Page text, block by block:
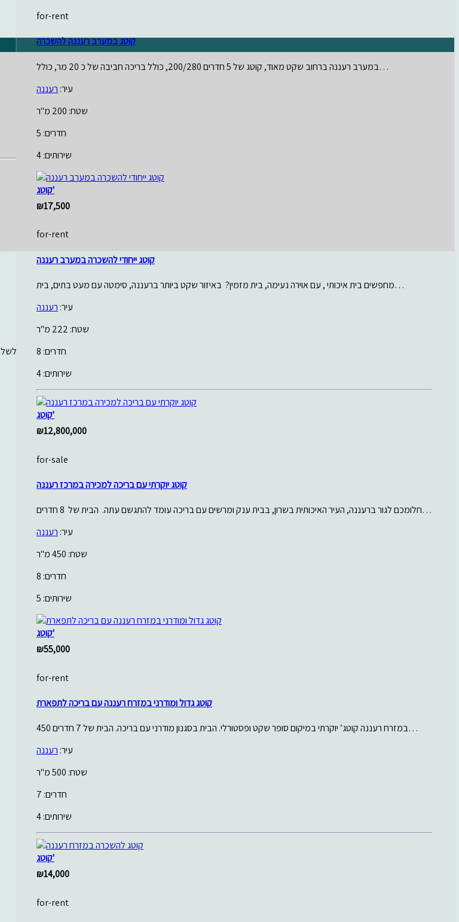
for-rent
קוטג במערב רעננה להשכרה
במערב רעננה ברחוב שקט מאוד, קוטג של 5 חדרים 200/280, כולל בריכה חביבה של כ 20 מר, כולל…
עיר: רעננה
שטח: 200 מ"ר
חדרים: 5
שירותים: 4
קוטג'
₪17,500
for-rent
קוטג ייחודי להשכרה במערב רעננה
מחפשים בית איכותי , עם אוירה נעימה, בית מזמין? באיזור שקט ביותר ברעננה, סימטה עם מעט בתים, בית…
עיר: רעננה
שטח: 222 מ"ר
חדרים: 8
שירותים: 4
קוטג'
₪12,800,000
for-sale
קוטג יוקרתי עם בריכה למכירה במרכז רעננה
חלומכם לגור ברעננה, העיר האיכותית בשרון, בבית ענק ומרשים עם בריכה עומד להתגשם עתה. הבית של 8 חדרים…
עיר: רעננה
שטח: 450 מ"ר
חדרים: 8
שירותים: 5
קוטג'
₪55,000
for-rent
קוטג גדול ומודרני במזרח רעננה עם בריכה לתפארת
במזרח רעננה קוטג’ יוקרתי במיקום סופר שקט ופסטורלי. הבית בסגנון מודרני עם בריכה. הבית של 7 חדרים 450…
עיר: רעננה
שטח: 500 מ"ר
חדרים: 7
שירותים: 4
קוטג'
₪14,000
for-rent